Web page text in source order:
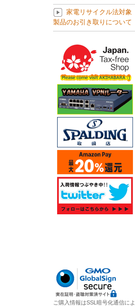
家電リサイクル法対象
製品のお引き取りについて
ご購入情報はSSL暗号化通信によ